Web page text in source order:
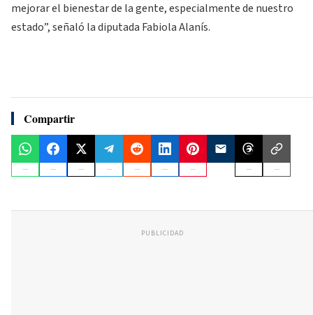
mejorar el bienestar de la gente, especialmente de nuestro
estado”, señaló la diputada Fabiola Alanís.
Compartir
PUBLICIDAD